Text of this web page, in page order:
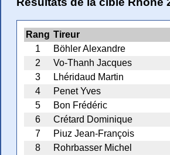
Rang Tireur
1
Böhler Alexandre
2
Vo-Thanh Jacques
3
Lhéridaud Martin
4
Penet Yves
5
Bon Frédéric
6
Crétard Dominique
7
Piuz Jean-François
8
Rohrbasser Michel